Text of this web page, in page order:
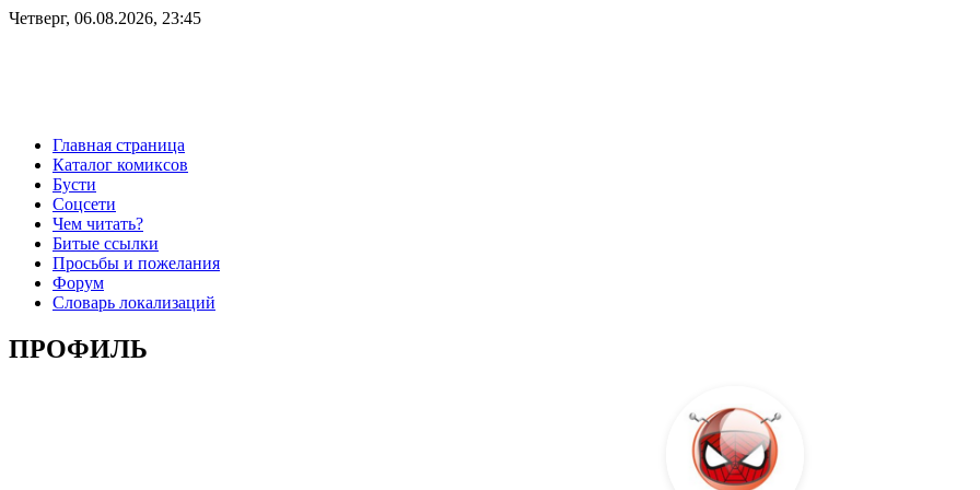
Четверг, 06.08.2026, 23:45
Главная страница
Каталог комиксов
Бусти
Соцсети
Чем читать?
Битые ссылки
Просьбы и пожелания
Форум
Словарь локализаций
ПРОФИЛЬ